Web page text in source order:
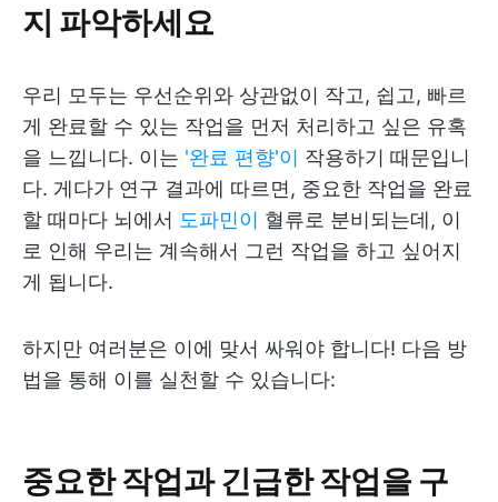
지 파악하세요
우리 모두는 우선순위와 상관없이 작고, 쉽고, 빠르
게 완료할 수 있는 작업을 먼저 처리하고 싶은 유혹
을 느낍니다. 이는 '완료 편향'이 작용하기 때문입니
다. 게다가 연구 결과에 따르면, 중요한 작업을 완료
할 때마다 뇌에서 도파민이 혈류로 분비되는데, 이
로 인해 우리는 계속해서 그런 작업을 하고 싶어지
게 됩니다.
하지만 여러분은 이에 맞서 싸워야 합니다! 다음 방
법을 통해 이를 실천할 수 있습니다:
중요한 작업과 긴급한 작업을 구